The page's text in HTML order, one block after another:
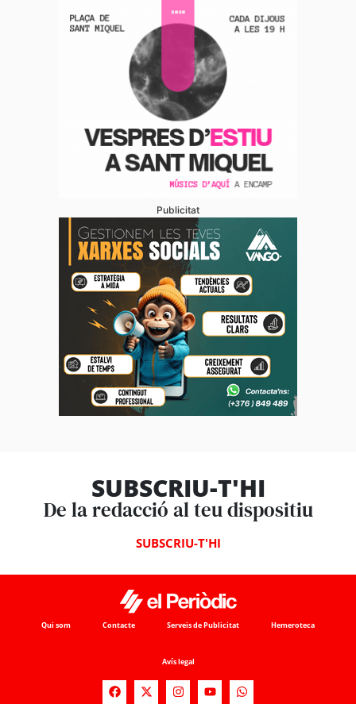
Publicitat
SUBSCRIU-T'HI
De la redacció al teu dispositiu
SUBSCRIU-T'HI
Qui som Contacte Serveis de Publicitat Hemeroteca
Avís legal